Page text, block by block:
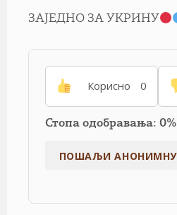
ЗАЈЕДНО ЗА УКРИНУ
Корисно 0
Стопа одобравања: 0%